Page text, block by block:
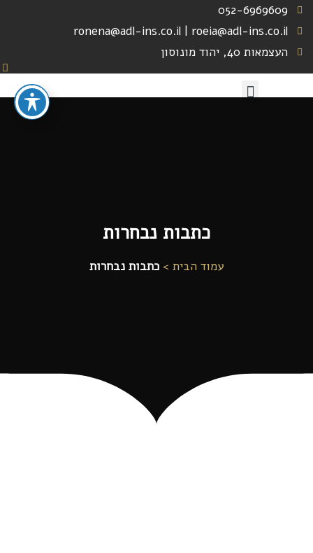
052-6969609
ronena@adl-ins.co.il | roeia@adl-ins.co.il
העצמאות 40, יהוד מונוסון
כתבות נבחרות
עמוד הבית > כתבות נבחרות